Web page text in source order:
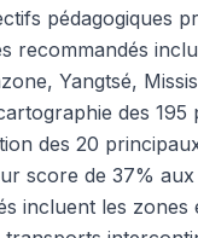
pédagogiques
recommandés
Yangtsé,
des
des 20
score de 37%
incluent les zones